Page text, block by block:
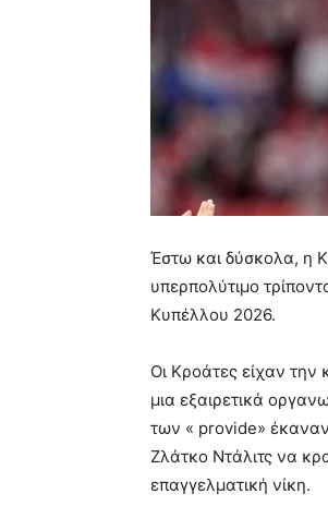
Έστω και δύσκολα, η
υπερπολύτιμο
Κυπέλλου 2026.
Οι Κροάτες είχαν
μια εξαιρετικά
των « provide»
Ζλάτκο Ντάλιτς να
επαγγελματική νίκη.